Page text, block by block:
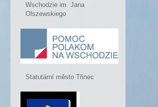
Wschodzie im. Jana
Olszewskiego
Statutární město Třinec